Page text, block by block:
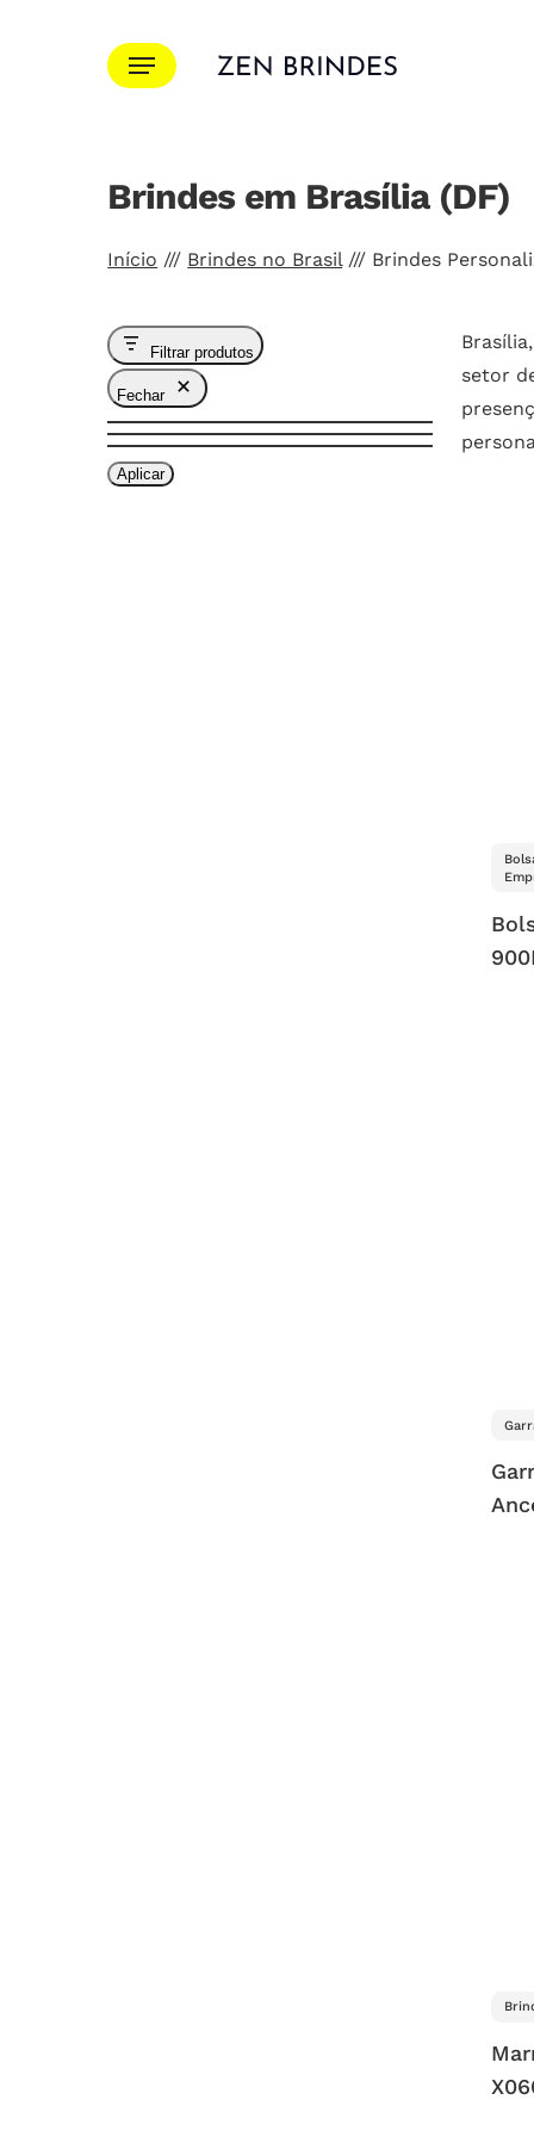
Pressione Enter para pesquisar ou ESC para
Menu
Brindes em Brasília (DF)
Início /// Brindes no Brasil/// Brindes
Filtrar produtos
Fechar
Aplicar
setor